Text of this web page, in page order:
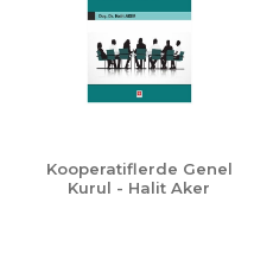
Kooperatiflerde Genel
Kurul - Halit Aker